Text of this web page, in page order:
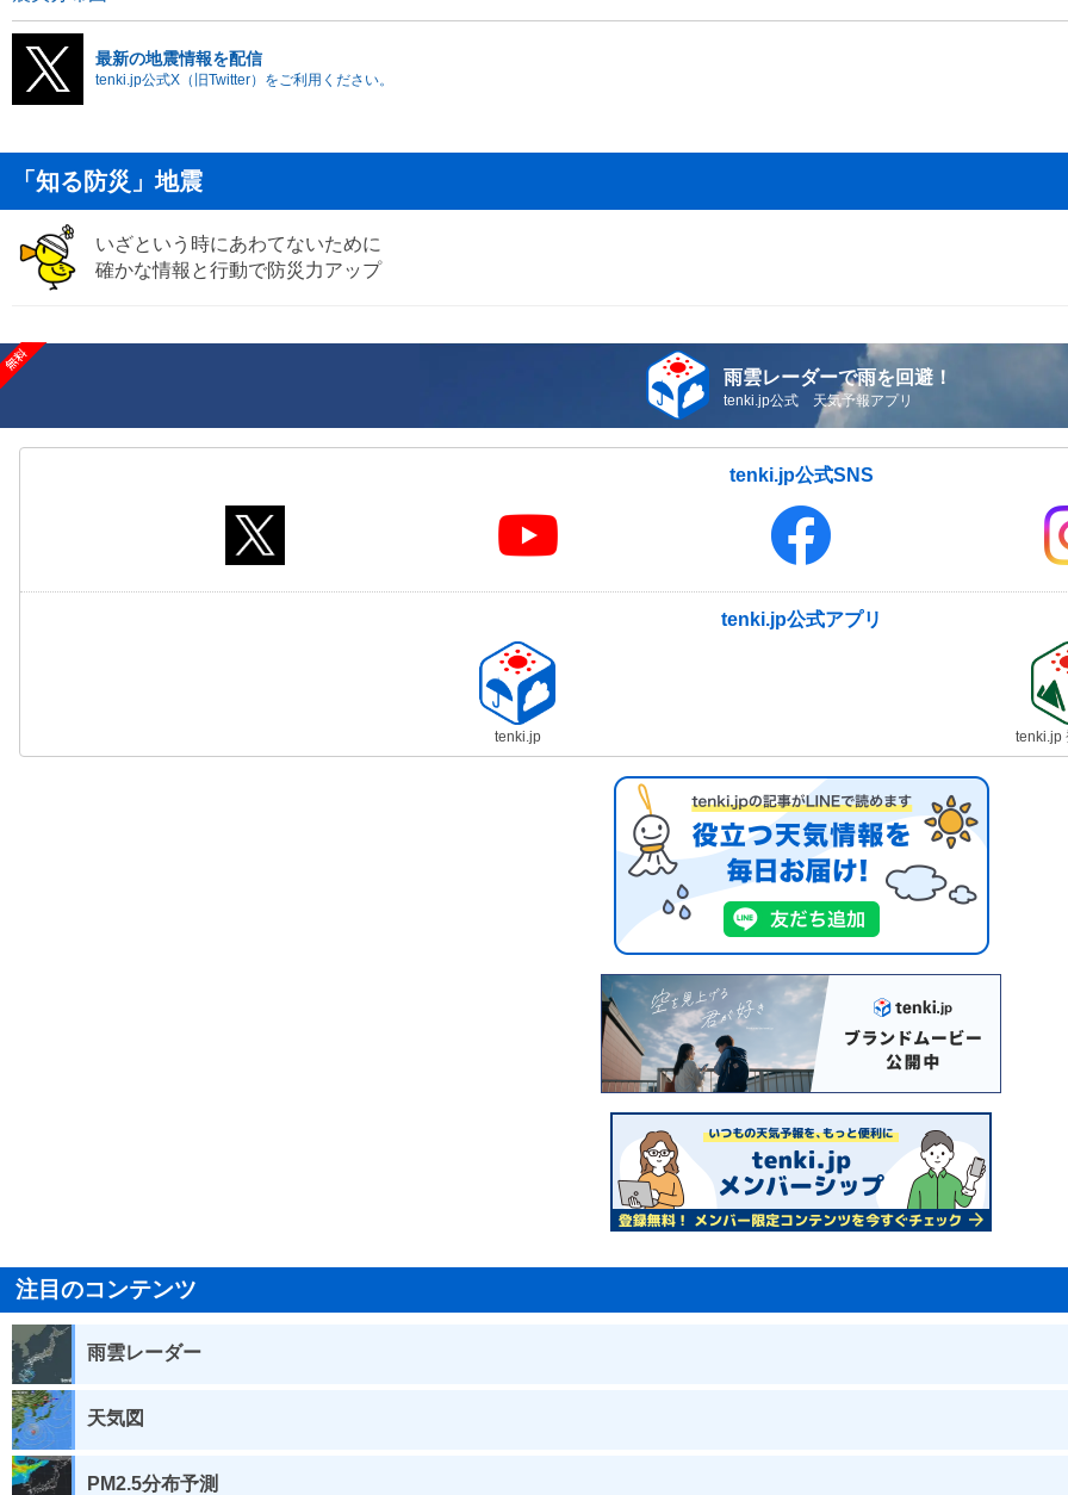
最新の地震情報を配信
tenki.jp公式X（旧Twitter）をご利用ください。
「知る防災」地震
いざという時にあわてないために
確かな情報と行動で防災力アップ
雨雲レーダーで雨を回避！
tenki.jp公式 天気予報アプリ
tenki.jp公式SNS
tenki.jp公式アプリ
tenki.jp tenki.jp
注目のコンテンツ
雨雲レーダー
天気図
PM2.5分布予測